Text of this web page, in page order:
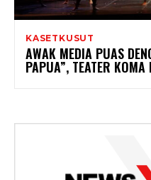
KASETKUSUT
AWAK MEDIA PUAS
PAPUA”, TEATER